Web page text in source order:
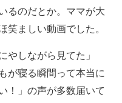
るのだとか。ママが大
笑ましい動画でした。
しながら見てた」
が寝る瞬間って本当に
！」の声が多数届いて